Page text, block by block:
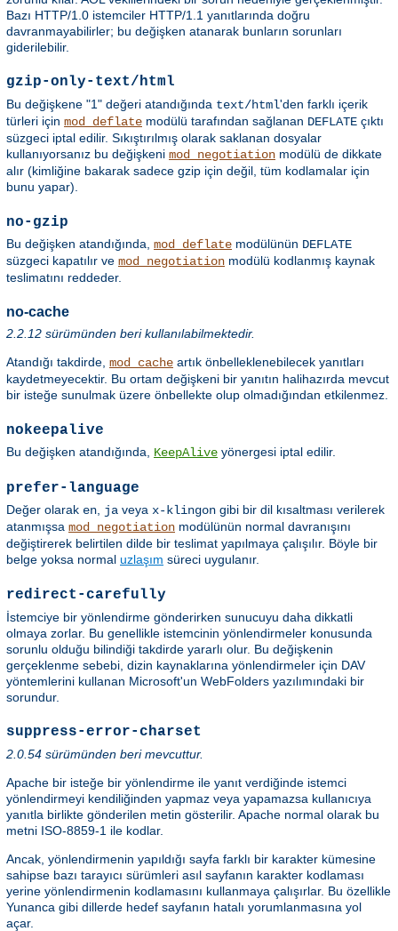
Bazı HTTP/1.0 istemciler HTTP/1.1 yanıtlarında doğru
davranmayabilirler; bu değişken atanarak bunların sorunları
giderilebilir.
gzip-only-text/html
Bu değişkene "1" değeri atandığında text/html'den farklı içerik
türleri için mod_deflate modülü tarafından sağlanan DEFLATE çıktı
süzgeci iptal edilir. Sıkıştırılmış olarak saklanan dosyalar
kullanıyorsanız bu değişkeni mod_negotiation modülü de dikkate
alır (kimliğine bakarak sadece gzip için değil, tüm kodlamalar için
bunu yapar).
no-gzip
Bu değişken atandığında, mod_deflate modülünün DEFLATE
süzgeci kapatılır ve mod_negotiation modülü kodlanmış kaynak
teslimatını reddeder.
no-cache
2.2.12 sürümünden beri kullanılabilmektedir.
Atandığı takdirde, mod_cache artık önbelleklenebilecek yanıtları
kaydetmeyecektir. Bu ortam değişkeni bir yanıtın halihazırda mevcut
bir isteğe sunulmak üzere önbellekte olup olmadığından etkilenmez.
nokeepalive
Bu değişken atandığında, KeepAlive yönergesi iptal edilir.
prefer-language
Değer olarak en, ja veya x-klingon gibi bir dil kısaltması verilerek
atanmışsa mod_negotiation modülünün normal davranışını
değiştirerek belirtilen dilde bir teslimat yapılmaya çalışılır. Böyle bir
belge yoksa normal uzlaşım süreci uygulanır.
redirect-carefully
İstemciye bir yönlendirme gönderirken sunucuyu daha dikkatli
olmaya zorlar. Bu genellikle istemcinin yönlendirmeler konusunda
sorunlu olduğu bilindiği takdirde yararlı olur. Bu değişkenin
gerçeklenme sebebi, dizin kaynaklarına yönlendirmeler için DAV
yöntemlerini kullanan Microsoft'un WebFolders yazılımındaki bir
sorundur.
suppress-error-charset
2.0.54 sürümünden beri mevcuttur.
Apache bir isteğe bir yönlendirme ile yanıt verdiğinde istemci
yönlendirmeyi kendiliğinden yapmaz veya yapamazsa kullanıcıya
yanıtla birlikte gönderilen metin gösterilir. Apache normal olarak bu
metni ISO-8859-1 ile kodlar.
Ancak, yönlendirmenin yapıldığı sayfa farklı bir karakter kümesine
sahipse bazı tarayıcı sürümleri asıl sayfanın karakter kodlaması
yerine yönlendirmenin kodlamasını kullanmaya çalışırlar. Bu özellikle
Yunanca gibi dillerde hedef sayfanın hatalı yorumlanmasına yol
açar.